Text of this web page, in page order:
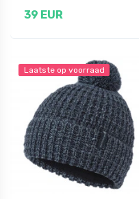
39 EUR
Laatste op voorraad